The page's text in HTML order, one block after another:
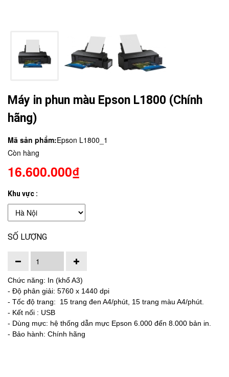
Máy in phun màu Epson L1800 (Chính
hãng)
Mã sản phẩm:Epson L1800_1
Còn hàng
16.600.000₫
Khu vực :
SỐ LƯỢNG
Chức năng: In (khổ A3)
- Độ phân giải: 5760 x 1440 dpi
- Tốc độ trang: 15 trang đen A4/phút, 15 trang màu A4/phút.
- Kết nối : USB
- Dùng mực: hệ thống dẫn mực Epson 6.000 đến 8.000 bản in.
- Bảo hành: Chính hãng